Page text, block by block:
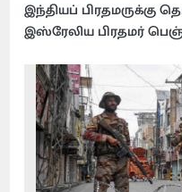
இந்தியப் பிரதமருக்கு
இஸ்ரேலிய பிரதமர்